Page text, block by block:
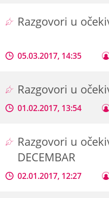
Razgovori u
05.03.2017, 14:35
Razgovori u
01.02.2017, 13:54
Razgovori u
DECEMBAR
02.01.2017, 12:27